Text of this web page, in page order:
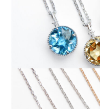
オプション
STOCK（完成品販売）
ABOUT